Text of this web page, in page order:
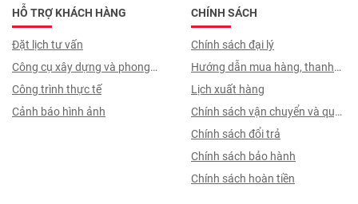
HỖ TRỢ KHÁCH HÀNG
Đặt lịch tư vấn
Công cụ xây dựng và phong
thuỷ
Công trình thực tế
Cảnh báo hình ảnh
CHÍNH SÁCH
Chính sách đại lý
Hướng dẫn mua hàng, thanh
toán, quy trình ký hợp đồng
Lịch xuất hàng
Chính sách vận chuyển và quy
trình giao nhận
Chính sách đổi trả
Chính sách bảo hành
Chính sách hoàn tiền